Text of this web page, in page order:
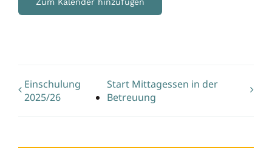
Einschulung
2025/26
Start Mittagessen in der
Betreuung